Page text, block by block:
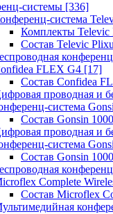
системы [336]
система
Комплекты Televic
Состав Televic
FLEX G4 [17]
Состав Confidea
проводная и
система
Состав Gonsin
проводная и
система
Состав Gonsin
Complete
Состав Microflex